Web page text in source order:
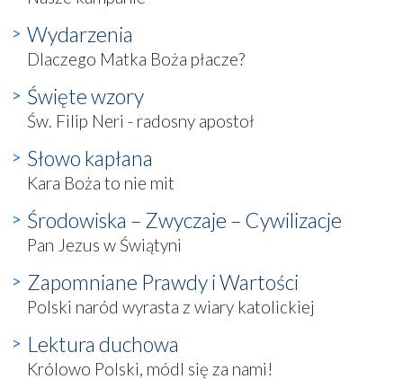
Wydarzenia
Dlaczego Matka Boża płacze?
Święte wzory
Św. Filip Neri - radosny apostoł
Słowo kapłana
Kara Boża to nie mit
Środowiska – Zwyczaje – Cywilizacje
Pan Jezus w Świątyni
Zapomniane Prawdy i Wartości
Polski naród wyrasta z wiary katolickiej
Lektura duchowa
Królowo Polski, módl się za nami!